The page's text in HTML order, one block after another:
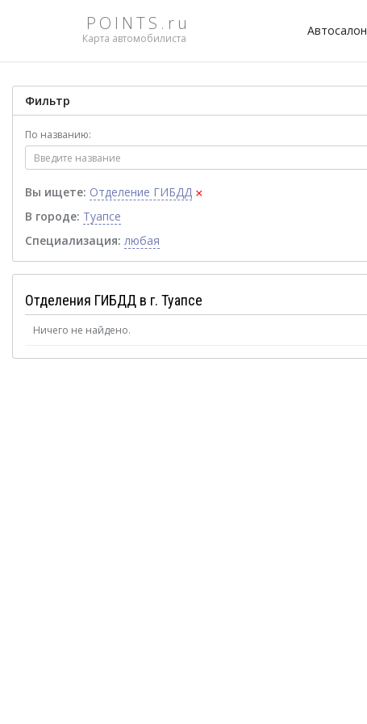
POINTS.ru
Карта автомобилиста
Фильтр
По названию:
Вы ищете: Отделение ГИБДД ×
В городе: Туапсе
Специализация: любая
Отделения ГИБДД в г. Туапсе
Ничего не найдено.